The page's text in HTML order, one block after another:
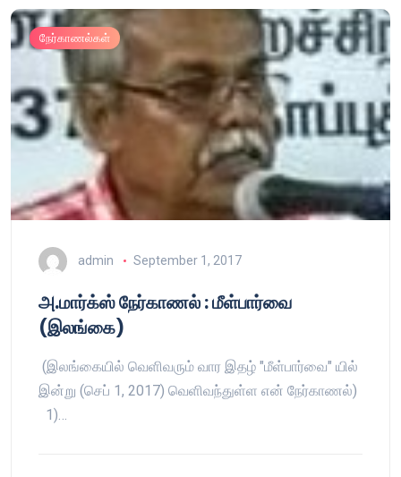
நேர்காணல்கள்
admin September 1, 2017
அ.மார்க்ஸ் நேர்காணல் : மீள்பார்வை
(இலங்கை)
(இலங்கையில் வெளிவரும் வார இதழ் "மீள்பார்வை" யில்
இன்று (செப் 1, 2017) வெளிவந்துள்ள என் நேர்காணல்)
1)…